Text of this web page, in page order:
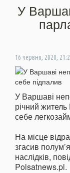
У
16 червня, 2020,
У Варшаві
річний
себе
На місце
згасив
наслідків,
Polsatnews.pl.